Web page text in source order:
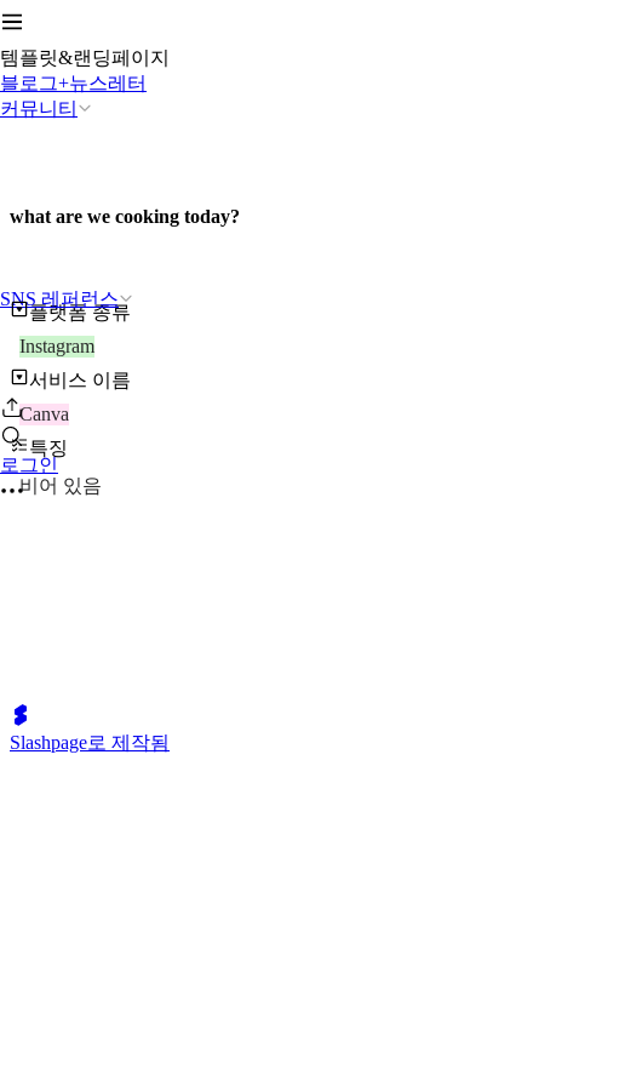
템플릿&랜딩페이지
블로그+뉴스레터
커뮤니티
SNS 레퍼런스
로그인
what are we cooking today?
플랫폼 종류
Instagram
서비스 이름
Canva
특징
비어 있음
Slashpage로 제작됨